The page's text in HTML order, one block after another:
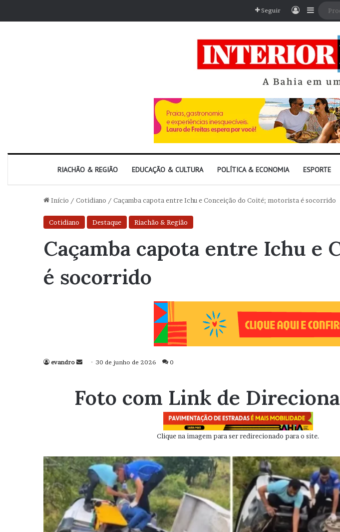
Seguir Entrar
RIACHÃO & REGIÃO EDUCAÇÃO & CULTURA POLÍTICA & ECONOMIA ESPORTE
Início / Cotidiano / Caçamba capota entre Ichu e Conceição do Coité; motorista é socorrido
Cotidiano Destaque Riachão & Região
Caçamba capota entre Ichu e
é socorrido
evandro
Mande
mail
30 de junho de 2026 0
Foto com Link de
Clique na imagem para ser redirecionado para o site.